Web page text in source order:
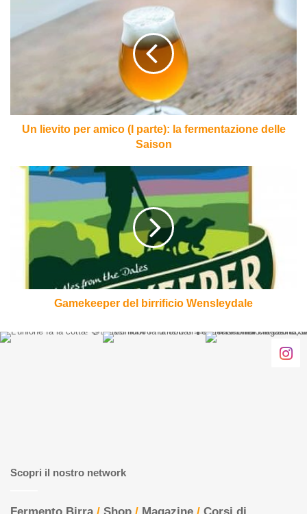
amico
delle
Saison
Un lievito per amico (I parte): la fermentazione delle
Saison
Gamekeeper
birrificio
Gamekeeper del birrificio Wensleydale
Scopri il nostro network